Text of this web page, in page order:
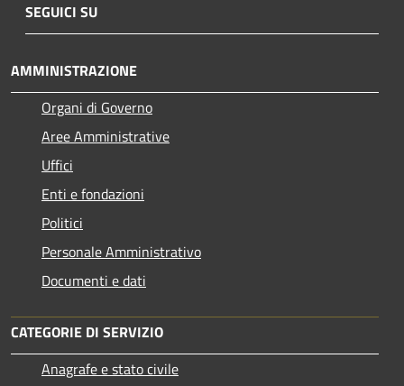
SEGUICI SU
AMMINISTRAZIONE
Organi di Governo
Aree Amministrative
Uffici
Enti e fondazioni
Politici
Personale Amministrativo
Documenti e dati
CATEGORIE DI SERVIZIO
Anagrafe e stato civile